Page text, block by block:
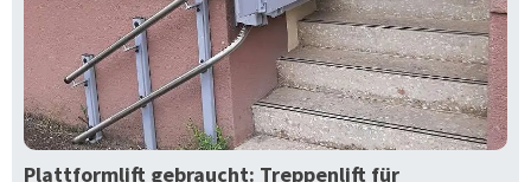
Plattformlift gebraucht: Treppenlift für